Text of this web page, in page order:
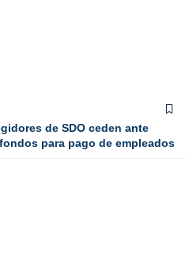
de SDO ceden ante
para pago de empleados